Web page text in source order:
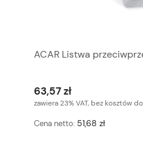
ACAR Listwa
63,57 zł
zawiera 23% VAT, bez kosztów
Cena netto: 51,68 zł